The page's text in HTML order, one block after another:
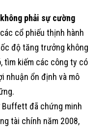
phải sự cường
cổ phiếu thịnh hành
độ tăng trưởng không
tìm kiếm các công ty có
nhuận ổn định và mô
Buffett đã chứng minh
tài chính năm 2008,